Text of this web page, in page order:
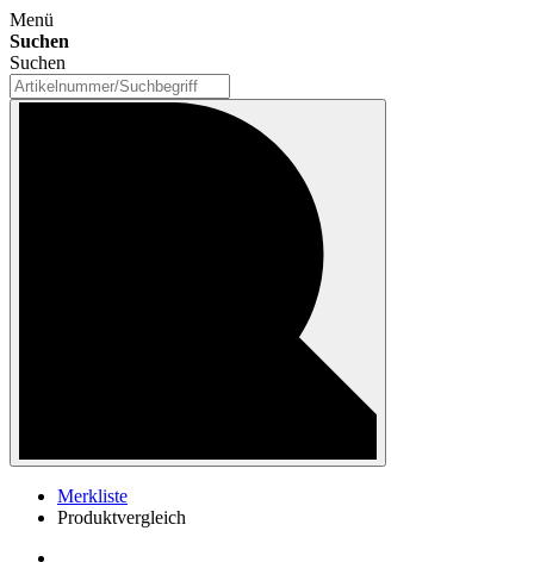
Menü
Suchen
Suchen
Merkliste
Produktvergleich